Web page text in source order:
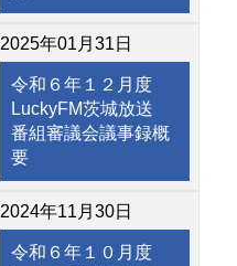
2025年01月31日
令和６年１２月度
LuckyFM茨城放送
番組審議会議事録概
要
2024年11月30日
令和６年１０月度